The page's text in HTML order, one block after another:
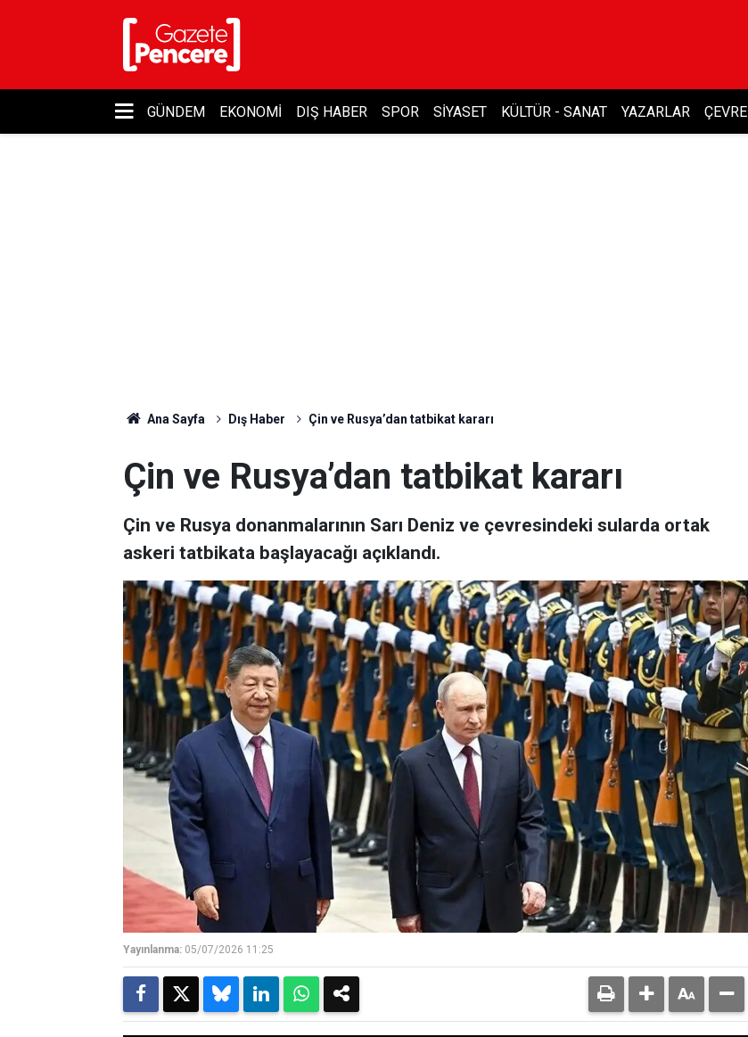
GÜNDEM EKONOMI DIŞ HABER SPOR SIYASET KÜLTÜR - SANAT YAZARLAR ÇEVRE
Ana Sayfa Dış Haber Çin ve Rusya’dan tatbikat kararı
Çin ve Rusya’dan tatbikat kararı
Çin ve Rusya donanmalarının Sarı Deniz ve çevresindeki sularda ortak
askeri tatbikata başlayacağı açıklandı.
Yayınlanma: 05/07/2026 11:25